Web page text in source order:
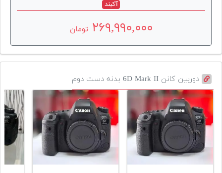
آکبند
۲۶۹,۹۹۰,۰۰۰ تومان
دوربین کانن 6D Mark II بدنه دست دوم